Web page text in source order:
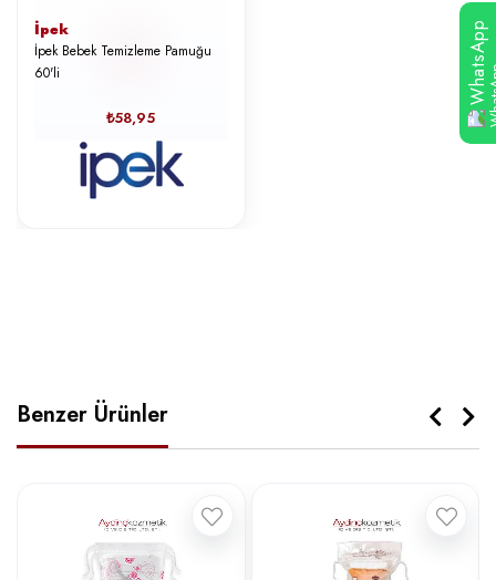
İpek
İpek Bebek Temizleme Pamuğu
60'li
₺58,95
Benzer Ürünler
WhatsApp